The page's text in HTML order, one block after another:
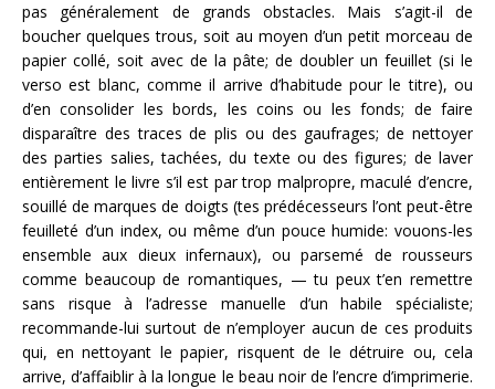
pas généralement de grands obstacles. Mais s’agit-il de
boucher quelques trous, soit au moyen d’un petit morceau de
papier collé, soit avec de la pâte; de doubler un feuillet (si le
verso est blanc, comme il arrive d’habitude pour le titre), ou
d’en consolider les bords, les coins ou les fonds; de faire
disparaître des traces de plis ou des gaufrages; de nettoyer
des parties salies, tachées, du texte ou des figures; de laver
entièrement le livre s’il est par trop malpropre, maculé d’encre,
souillé de marques de doigts (tes prédécesseurs l’ont peut-être
feuilleté d’un index, ou même d’un pouce humide: vouons-les
ensemble aux dieux infernaux), ou parsemé de rousseurs
comme beaucoup de romantiques, — tu peux t’en remettre
sans risque à l’adresse manuelle d’un habile spécialiste;
recommande-lui surtout de n’employer aucun de ces produits
qui, en nettoyant le papier, risquent de le détruire ou, cela
arrive, d’affaiblir à la longue le beau noir de l’encre d’imprimerie.